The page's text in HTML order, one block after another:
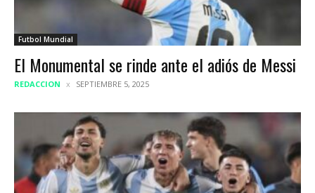
Futbol Mundial
El Monumental se rinde ante el adiós de Messi
REDACCION SEPTIEMBRE 5, 2025